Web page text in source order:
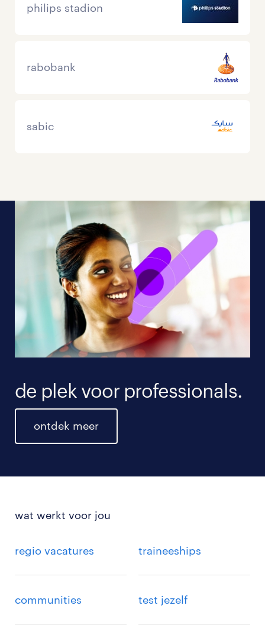
philips stadion
rabobank
sabic
de plek voor professionals.
ontdek meer
wat werkt voor jou
regio vacatures traineeships
communities test jezelf